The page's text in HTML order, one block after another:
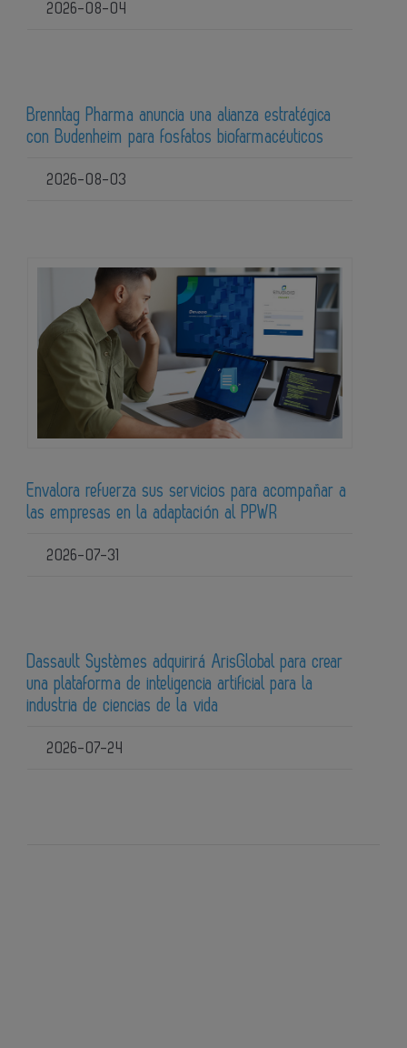
2026-08-04
Brenntag Pharma anuncia una alianza estratégica
con Budenheim para fosfatos biofarmacéuticos
2026-08-03
Envalora refuerza sus servicios para acompañar a
las empresas en la adaptación al PPWR
2026-07-31
Dassault Systèmes adquirirá ArisGlobal para crear
una plataforma de inteligencia artificial para la
industria de ciencias de la vida
2026-07-24